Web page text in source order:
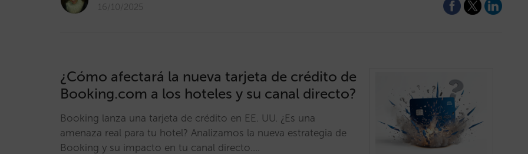
16/10/2025
¿Cómo afectará la nueva tarjeta de crédito de
Booking.com a los hoteles y su canal directo?
Booking lanza una tarjeta de crédito en EE. UU. ¿Es una
amenaza real para tu hotel? Analizamos la nueva estrategia de
Booking y su impacto en tu canal directo.…